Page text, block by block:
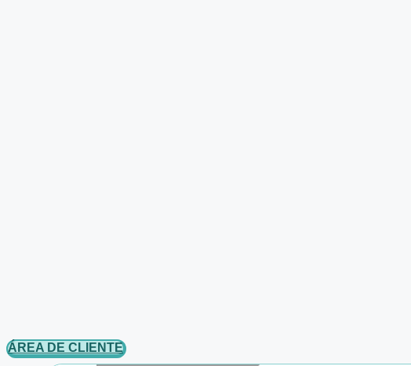
ÁREA DE CLIENTE